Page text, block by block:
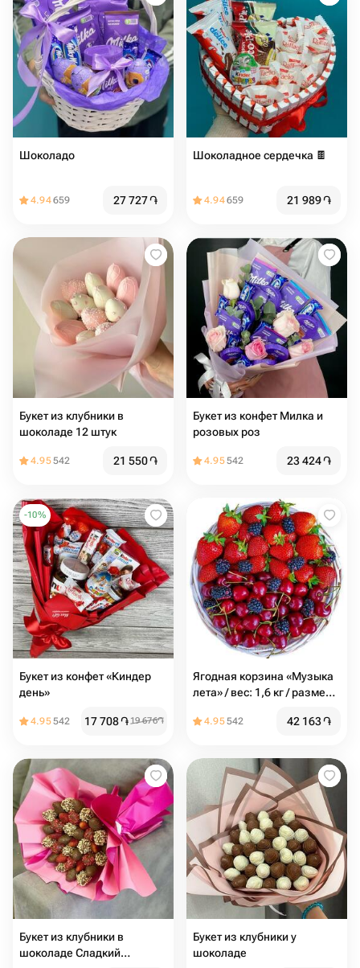
Шоколадо
4.94659 27 727֏
Шоколадное сердечка 🍫
4.94659 21 989֏
Букет из клубники в
шоколаде 12 штук
4.95542 21 550֏
Букет из конфет Милка и
розовых роз
4.95542 23 424֏
-10%
Букет из конфет «Киндер
день»
4.95542 17 708֏19 676֏
Ягодная корзина «Музыка
лета» / вес: 1,6 кг / размер с
подарочная корзина /
4.95542 42 163֏
Букет из клубники в
шоколаде Сладкий
Букет из клубники у
шоколаде